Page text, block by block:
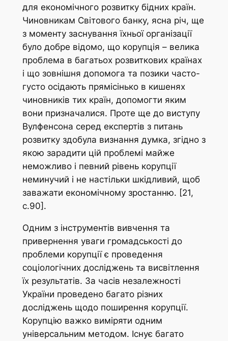
для економічного розвитку бідних країн.
Чиновникам Світового банку, ясна річ, ще
з моменту заснування їхньої організації
було добре відомо, що корупція – велика
проблема в багатьох розвиткових країнах
і що зовнішня допомога та позики часто-
густо осідають прямісінько в кишенях
чиновників тих країн, допомогти яким
вони призначалися. Проте ще до виступу
Вулфенсона серед експертів з питань
розвитку здобула визнання думка, згідно з
якою зарадити цій проблемі майже
неможливо і певний рівень корупції
неминучий і не настільки шкідливий, щоб
заважати економічному зростанню. [21,
с.90].
Одним з інструментів вивчення та
привернення уваги громадськості до
проблеми корупції є проведення
соціологічних досліджень та висвітлення
їх результатів. За часів незалежності
України проведено багато різних
досліджень щодо поширення корупції.
Корупцію важко виміряти одним
універсальним методом. Існує багато